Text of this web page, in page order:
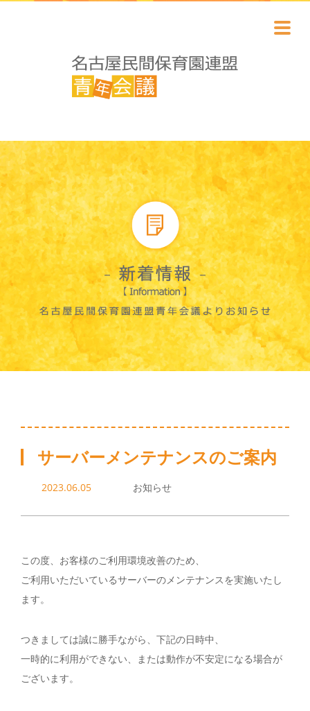
サーバーメンテナンスのご案内
2023.06.05 お知らせ
この度、お客様のご利用環境改善のため、
ご利用いただいているサーバーのメンテナンスを実施いたし
ます。
つきましては誠に勝手ながら、下記の日時中、
一時的に利用ができない、または動作が不安定になる場合が
ございます。